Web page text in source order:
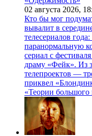
02 августа 2026,
Кто бы мог
вывалит в
телесериалов
паранормальную
сериал с
драму «Фейк». Из
телепроектов —
приквел
«Теории большого